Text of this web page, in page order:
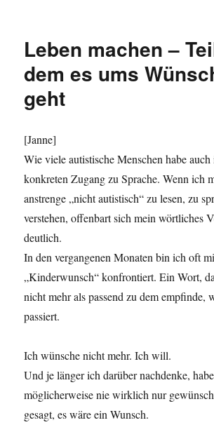
Leben machen –
dem es ums
geht
[Janne]
Wie viele autistische Menschen habe
konkreten Zugang zu Sprache. Wenn ich
anstrenge „nicht autistisch“ zu lesen, zu
verstehen, offenbart sich mein wörtliches
deutlich.
In den vergangenen Monaten bin ich oft
„Kinderwunsch“ konfrontiert. Ein Wort,
nicht mehr als passend zu dem empfinde,
passiert.
Ich wünsche nicht mehr. Ich will.
Und je länger ich darüber nachdenke,
möglicherweise nie wirklich nur
gesagt, es wäre ein Wunsch.